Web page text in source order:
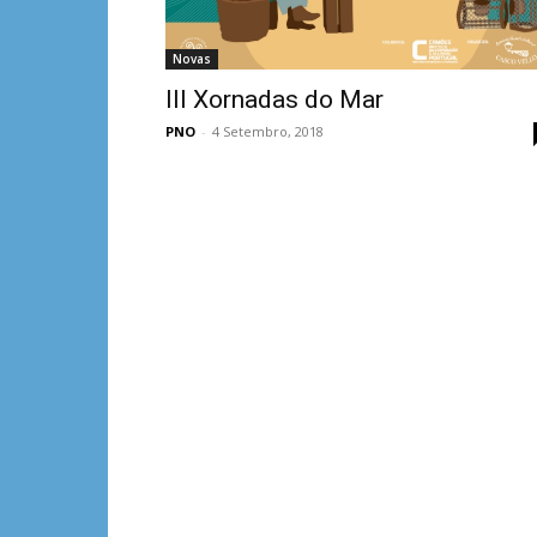
Novas
III Xornadas do Mar
PNO - 4 Setembro, 2018